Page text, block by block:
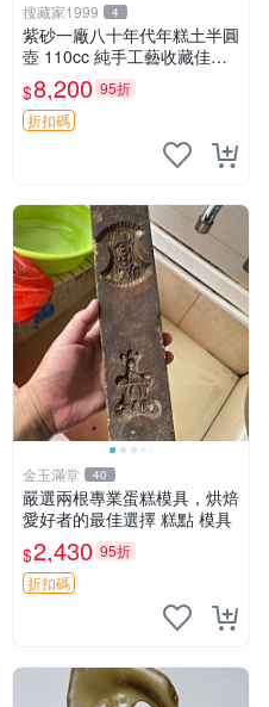
搜藏家1999 4
紫砂一廠八十年代年糕土半圓
壺 110cc 純手工藝收藏佳品
小品實用 泥料珍稀 壺藝典藏
年糕土 売場專輯 半圓壺 泥料
特質
$8,200 95折
折扣碼
金玉滿堂 40
嚴選兩根專業蛋糕模具，烘焙
愛好者的最佳選擇 糕點 模具
$2,430 95折
折扣碼